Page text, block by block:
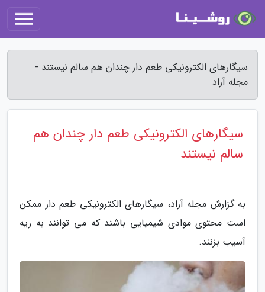
سیگارهای الکترونیکی طعم دار چندان هم سالم نیستند -
مجله آراد
سیگارهای الکترونیکی طعم دار چندان هم
سالم نیستند
به گزارش مجله آراد، سیگارهای الکترونیکی طعم دار ممکن
است محتوی موادی شیمیایی باشند که می توانند به ریه
آسیب بزنند.